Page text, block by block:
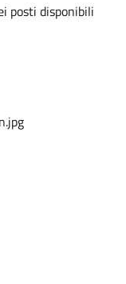
posti disponibili